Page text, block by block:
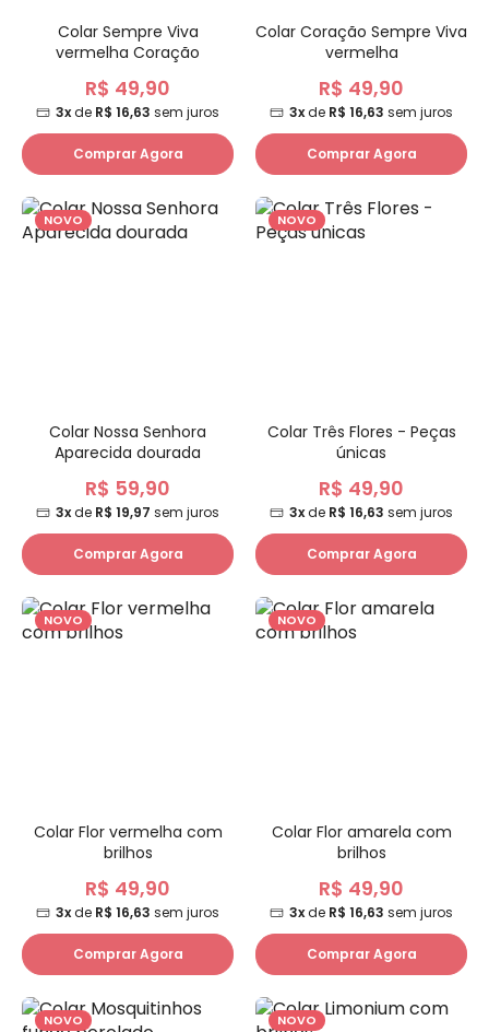
Colar Sempre Viva
vermelha Coração
R$ 49,90
3xde R$ 16,63 sem juros
Comprar Agora
Colar Coração Sempre Viva
vermelha
R$ 49,90
3xde R$ 16,63 sem juros
Comprar Agora
NOVO
Colar Nossa Senhora
Aparecida dourada
R$ 59,90
3xde R$ 19,97 sem juros
Comprar Agora
NOVO
Colar Três Flores - Peças
únicas
R$ 49,90
3xde R$ 16,63 sem juros
Comprar Agora
NOVO
Colar Flor vermelha com
brilhos
R$ 49,90
3xde R$ 16,63 sem juros
Comprar Agora
NOVO
Colar Flor amarela com
brilhos
R$ 49,90
3xde R$ 16,63 sem juros
Comprar Agora
NOVO NOVO